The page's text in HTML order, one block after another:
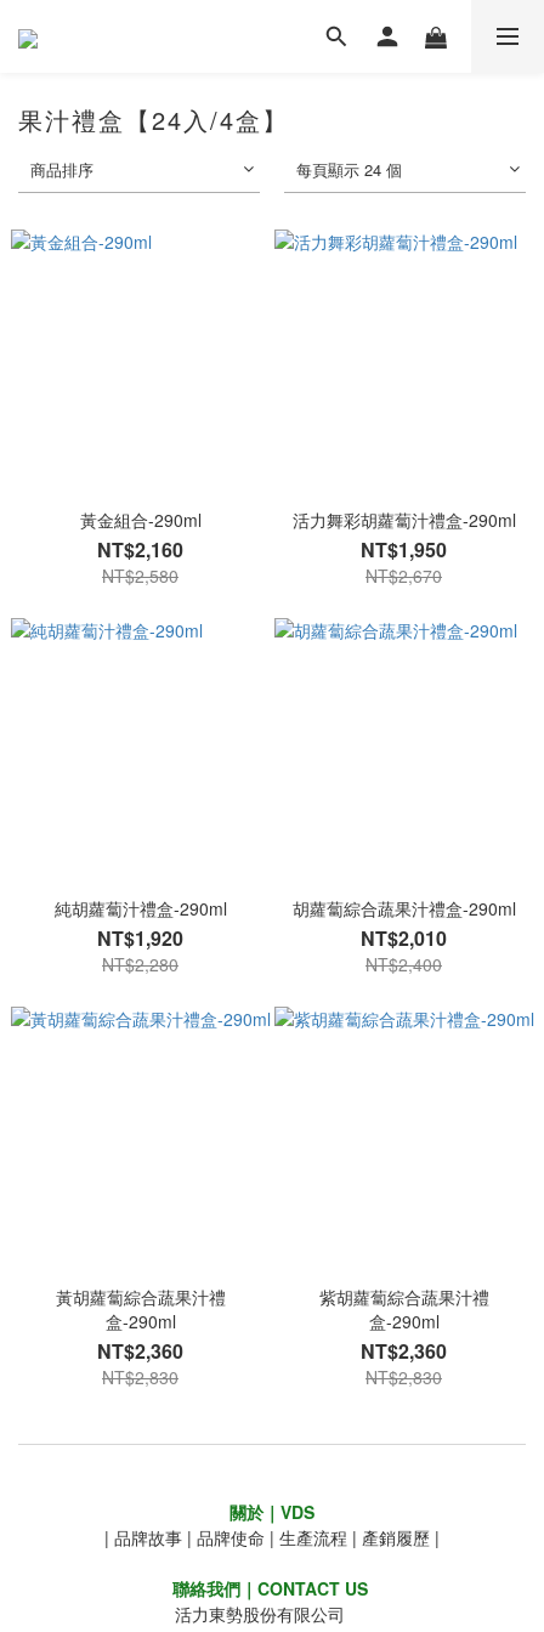
果汁禮盒【24入/4盒】
商品排序 每頁顯示 24 個
黃金組合-290ml
NT$2,160
NT$2,580
活力舞彩胡蘿蔔汁禮盒-290ml
NT$1,950
NT$2,670
純胡蘿蔔汁禮盒-290ml
NT$1,920
NT$2,280
胡蘿蔔綜合蔬果汁禮盒-290ml
NT$2,010
NT$2,400
黃胡蘿蔔綜合蔬果汁禮
盒-290ml
NT$2,360
NT$2,830
紫胡蘿蔔綜合蔬果汁禮
盒-290ml
NT$2,360
NT$2,830
關於｜VDS
| 品牌故事 | 品牌使命 | 生產流程 | 產銷履歷 |
聯絡我們｜CONTACT US
活力東勢股份有限公司